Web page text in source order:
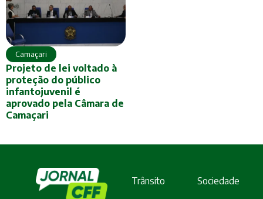
Camaçari
Projeto de lei voltado à
proteção do público
infantojuvenil é
aprovado pela Câmara de
Camaçari
Trânsito Sociedade